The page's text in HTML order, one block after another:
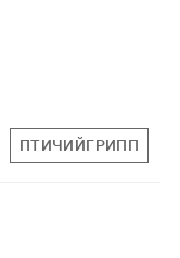
ПТИЧИЙГРИПП